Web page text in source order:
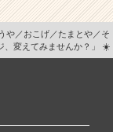
や／おこげ／たまとや／そ
、変えてみませんか？」 ☀️